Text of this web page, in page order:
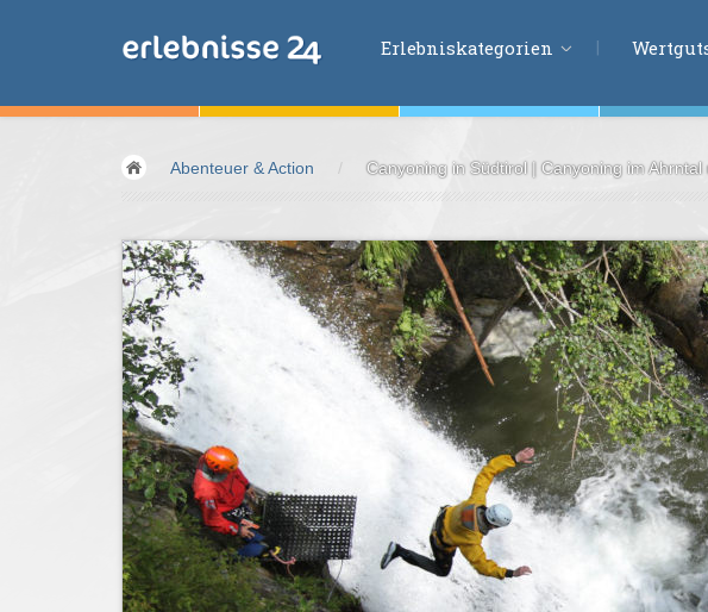
Erlebniskategorien
Fliegen &Gleiten
Abenteuer &Action
Sport &
Fitness
Essen &Trinken
Wellness &Gesundheit
Wasser &
Lifestyle &
Phantasie
Family
Übernachtungen
Abenteuer & Action / Canyoning in Südtirol | Canyoning im Ahrntal